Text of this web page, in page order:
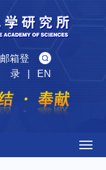
邮箱登
录| EN